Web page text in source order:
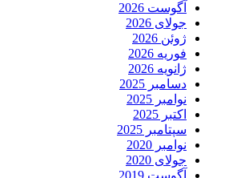
آگوست 2026
جولای 2026
ژوئن 2026
فوریه 2026
ژانویه 2026
دسامبر 2025
نوامبر 2025
اکتبر 2025
سپتامبر 2025
نوامبر 2020
جولای 2020